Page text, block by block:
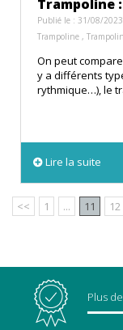
Trampoline
Publié le : 31/08/
Trampoline ,
On peut
y a différents
rythmique…), le
Lire la suite
<< 1 ... 11 12
Plus